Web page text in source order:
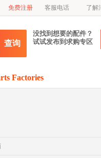
免费注册 客服电话 了解
查询
没找到想要的配件？
试试发布到求购专区
Factories